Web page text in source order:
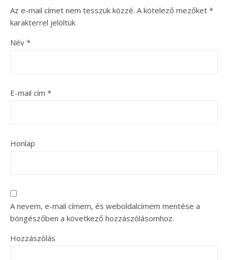
Az e-mail címet nem tesszük közzé. A kötelező mezőket *
karakterrel jelöltük
Név *
E-mail cím *
Honlap
A nevem, e-mail címem, és weboldalcímem mentése a
böngészőben a következő hozzászólásomhoz.
Hozzászólás